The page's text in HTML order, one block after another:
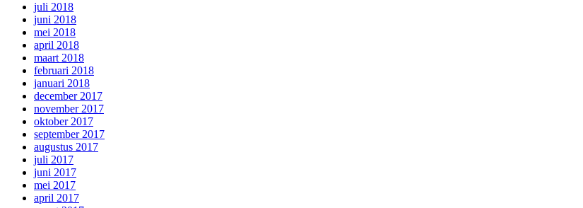
juli 2018
juni 2018
mei 2018
april 2018
maart 2018
februari 2018
januari 2018
december 2017
november 2017
oktober 2017
september 2017
augustus 2017
juli 2017
juni 2017
mei 2017
april 2017